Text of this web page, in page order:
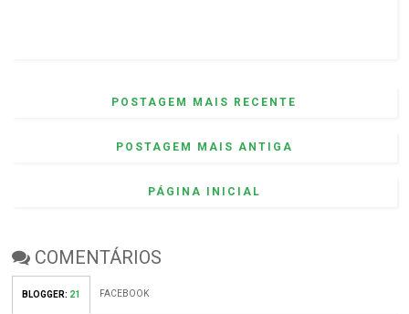
POSTAGEM MAIS RECENTE
POSTAGEM MAIS ANTIGA
PÁGINA INICIAL
COMENTÁRIOS
BLOGGER: 21 FACEBOOK